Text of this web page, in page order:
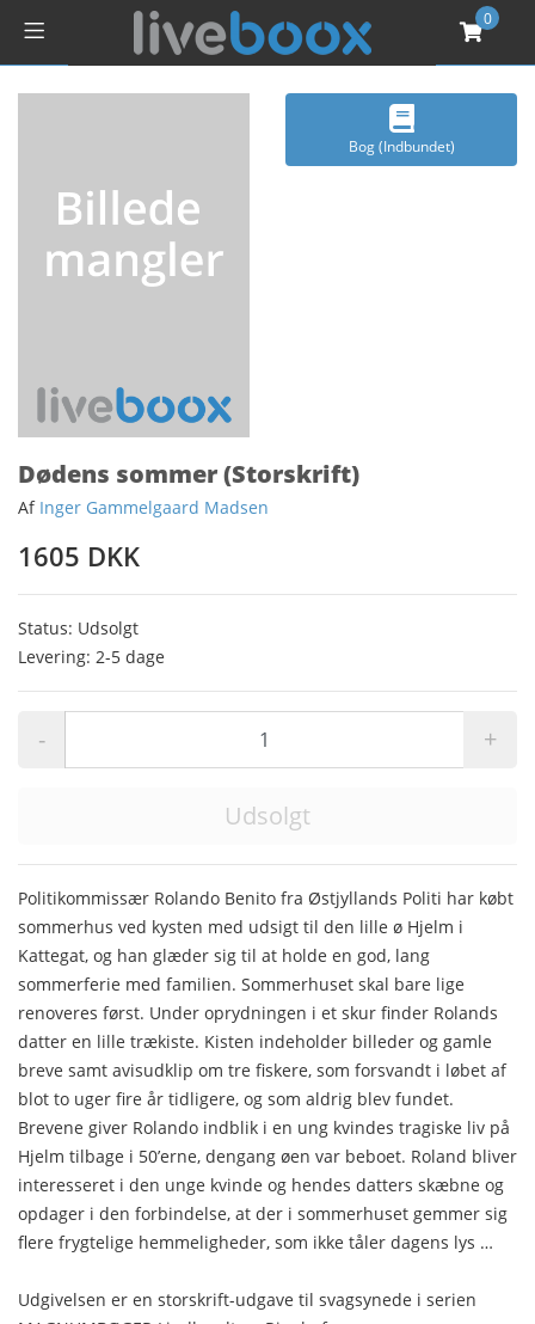
0
Bog (Indbundet)
Dødens sommer (Storskrift)
Af Inger Gammelgaard Madsen
1605 DKK
Status: Udsolgt
Levering: 2-5 dage
- +
Udsolgt
Politikommissær Rolando Benito fra Østjyllands Politi har købt
sommerhus ved kysten med udsigt til den lille ø Hjelm i
Kattegat, og han glæder sig til at holde en god, lang
sommerferie med familien. Sommerhuset skal bare lige
renoveres først. Under oprydningen i et skur finder Rolands
datter en lille trækiste. Kisten indeholder billeder og gamle
breve samt avisudklip om tre fiskere, som forsvandt i løbet af
blot to uger fire år tidligere, og som aldrig blev fundet.
Brevene giver Rolando indblik i en ung kvindes tragiske liv på
Hjelm tilbage i 50’erne, dengang øen var beboet. Roland bliver
interesseret i den unge kvinde og hendes datters skæbne og
opdager i den forbindelse, at der i sommerhuset gemmer sig
flere frygtelige hemmeligheder, som ikke tåler dagens lys …
Udgivelsen er en storskrift-udgave til svagsynede i serien